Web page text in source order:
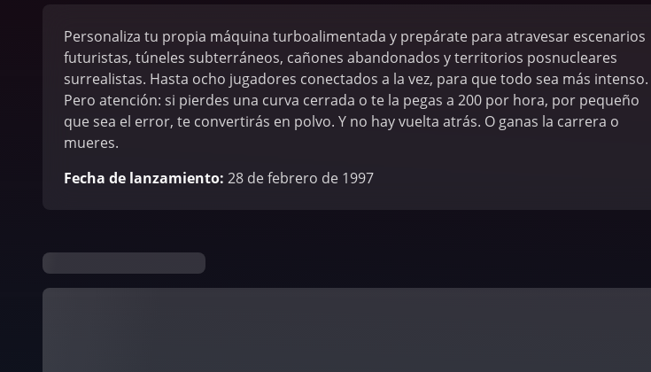
Personaliza tu propia máquina turboalimentada y prepárate para atravesar escenarios
futuristas, túneles subterráneos, cañones abandonados y territorios posnucleares
surrealistas. Hasta ocho jugadores conectados a la vez, para que todo sea más intenso.
Pero atención: si pierdes una curva cerrada o te la pegas a 200 por hora, por pequeño
que sea el error, te convertirás en polvo. Y no hay vuelta atrás. O ganas la carrera o
mueres.
Fecha de lanzamiento: 28 de febrero de 1997